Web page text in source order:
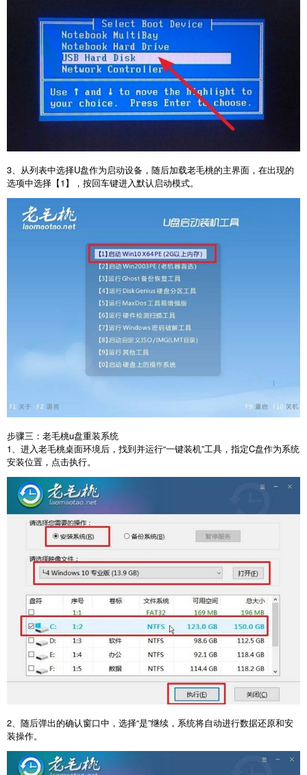
3 、从列表中选择U盘作为启动设备，随后加载老毛桃的主界面，在出现的
选项中选择【1】，按回车键进入默认启动模式。
步骤三：老毛桃u盘重装系统
1、进入老毛桃桌面环境后，找到并运行“一键装机”工具，指定C盘作为系统
安装位置，点击执行。
2 、随后弹出的确认窗口中，选择“是”继续，系统将自动进行数据还原和安
装操作。